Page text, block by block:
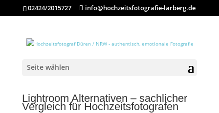
02424/2015727 info@hochzeitsfotografie-larberg.de
Seite wählen
Lightroom Alternativen – sachlicher
Vergleich für Hochzeitsfotografen